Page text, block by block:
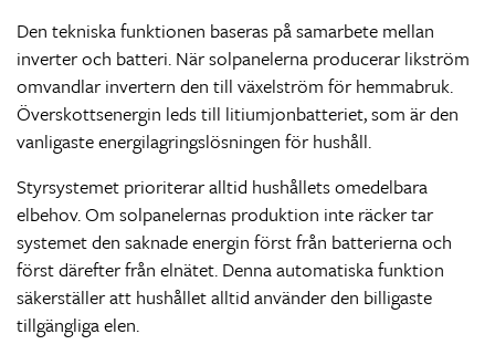
Den tekniska funktionen baseras på samarbete mellan
inverter och batteri. När solpanelerna producerar likström
omvandlar invertern den till växelström för hemmabruk.
Överskottsenergin leds till litiumjonbatteriet, som är den
vanligaste energilagringslösningen för hushåll.
Styrsystemet prioriterar alltid hushållets omedelbara
elbehov. Om solpanelernas produktion inte räcker tar
systemet den saknade energin först från batterierna och
först därefter från elnätet. Denna automatiska funktion
säkerställer att hushållet alltid använder den billigaste
tillgängliga elen.